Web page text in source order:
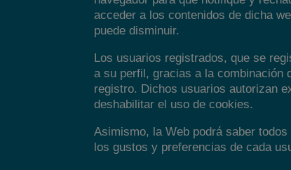
acceder a los contenidos de dicha
puede disminuir.
Los usuarios registrados, que se
a su perfil, gracias a la combinación
registro. Dichos usuarios autorizan
deshabilitar el uso de cookies.
Asimismo, la Web podrá saber
los gustos y preferencias de cada